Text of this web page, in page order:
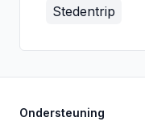
Stedentrip
Ondersteuning